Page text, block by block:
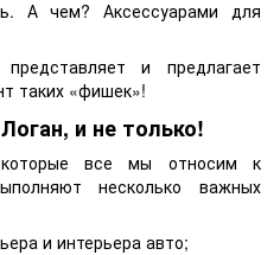
А чем? Аксессуарами для
представляет и предлагает
таких «фишек»!
и не только!
которые все мы относим к
несколько важных
и интерьера авто;